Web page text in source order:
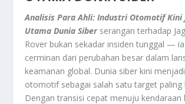
Analisis Para Ahli: Industri Otomotif Kini
Utama Dunia Siber serangan terhadap
Rover bukan sekadar insiden tunggal —
cerminan dari perubahan besar dalam
keamanan global. Dunia siber kini
otomotif sebagai salah satu target paling
Dengan transisi cepat menuju kendaraan